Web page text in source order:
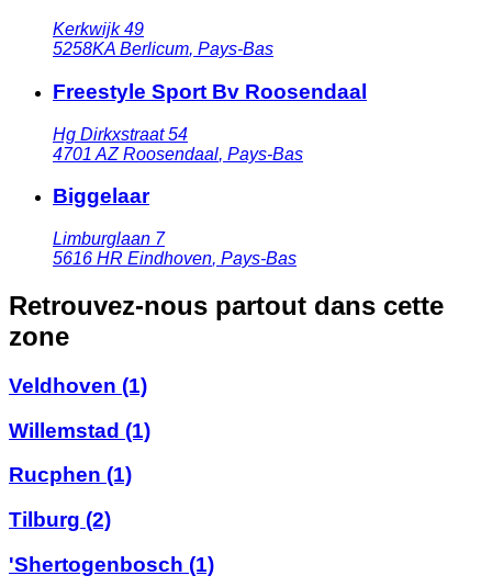
Kerkwijk 49
5258KA Berlicum, Pays-Bas
Freestyle Sport Bv Roosendaal
Hg Dirkxstraat 54
4701 AZ Roosendaal, Pays-Bas
Biggelaar
Limburglaan 7
5616 HR Eindhoven, Pays-Bas
Retrouvez-nous partout dans cette
zone
Veldhoven (1)
Willemstad (1)
Rucphen (1)
Tilburg (2)
'Shertogenbosch (1)